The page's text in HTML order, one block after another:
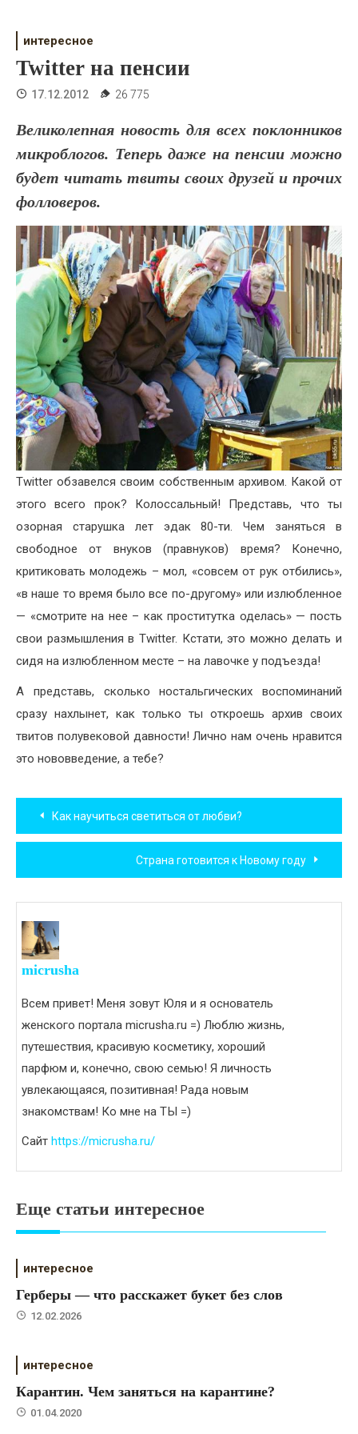
Дети
Свадьба
Хобби
Красота
Недвижимость
интересное
Twitter на пенсии
17.12.2012 26 775
Великолепная новость для всех поклонников
микроблогов. Теперь даже на пенсии можно
будет читать твиты своих друзей и прочих
фолловеров.
Twitter обзавелся своим собственным архивом. Какой от
этого всего прок? Колоссальный! Представь, что ты
озорная старушка лет эдак 80-ти. Чем заняться в
свободное от внуков (правнуков) время? Конечно,
критиковать молодежь – мол, «совсем от рук отбились»,
«в наше то время было все по-другому» или излюбленное
— «смотрите на нее – как проститутка оделась» — пость
свои размышления в Twitter. Кстати, это можно делать и
сидя на излюбленном месте – на лавочке у подъезда!
А представь, сколько ностальгических воспоминаний
сразу нахлынет, как только ты откроешь архив своих
твитов полувековой давности! Лично нам очень нравится
это нововведение, а тебе?
Навигация
по
записям
Как научиться светиться от любви?
Страна готовится к Новому году
micrusha
Всем привет! Меня зовут Юля и я основатель
женского портала micrusha.ru =) Люблю жизнь,
путешествия, красивую косметику, хороший
парфюм и, конечно, свою семью! Я личность
увлекающаяся, позитивная! Рада новым
знакомствам! Ко мне на ТЫ =)
Сайт https://micrusha.ru/
Еще статьи интересное
интересное
Герберы — что расскажет букет без слов
12.02.2026
интересное
Карантин. Чем заняться на карантине?
01.04.2020